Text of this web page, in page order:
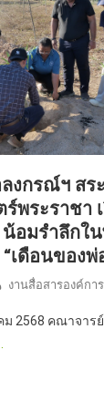
งกรณ์ฯ สร
พระราชา
อมรำลึกใ
ดือนของพ่
งานสื่อสารองค์กา
ม 2568 คณาจาร